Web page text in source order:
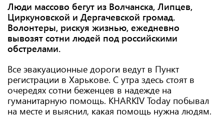
Люди массово бегут из Волчанска, Липцев,
Циркуновской и Дергачевской громад.
Волонтеры, рискуя жизнью, ежедневно
вывозят сотни людей под российскими
обстрелами.
Все эвакуационные дороги ведут в Пункт
регистрации в Харькове. С утра здесь стоят в
очередях сотни беженцев в надежде на
гуманитарную помощь. KHARKIV Today побывал
на месте и выяснил, какая помощь нужна людям.